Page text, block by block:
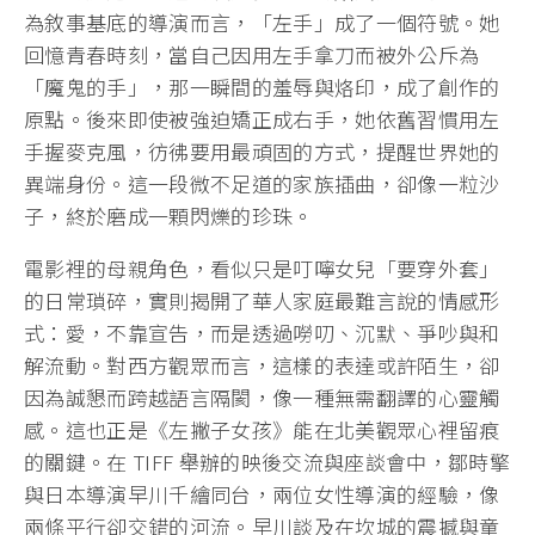
為敘事基底的導演而言，「左手」成了一個符號。她
回憶青春時刻，當自己因用左手拿刀而被外公斥為
「魔鬼的手」，那一瞬間的羞辱與烙印，成了創作的
原點。後來即使被強迫矯正成右手，她依舊習慣用左
手握麥克風，彷彿要用最頑固的方式，提醒世界她的
異端身份。這一段微不足道的家族插曲，卻像一粒沙
子，終於磨成一顆閃爍的珍珠。
電影裡的母親角色，看似只是叮嚀女兒「要穿外套」
的日常瑣碎，實則揭開了華人家庭最難言說的情感形
式：愛，不靠宣告，而是透過嘮叨、沉默、爭吵與和
解流動。對西方觀眾而言，這樣的表達或許陌生，卻
因為誠懇而跨越語言隔閡，像一種無需翻譯的心靈觸
感。這也正是《左撇子女孩》能在北美觀眾心裡留痕
的關鍵。在 TIFF 舉辦的映後交流與座談會中，鄒時擎
與日本導演早川千繪同台，兩位女性導演的經驗，像
兩條平行卻交錯的河流。早川談及在坎城的震撼與童